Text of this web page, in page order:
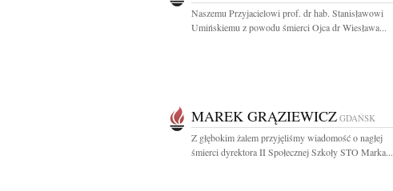
Naszemu Przyjacielowi prof. dr hab. Stanisławowi
Umińskiemu z powodu śmierci Ojca dr Wiesława...
MAREK GRĄZIEWICZ GDAŃSK
Z głębokim żalem przyjęliśmy wiadomość o nagłej
śmierci dyrektora II Społecznej Szkoły STO Marka...